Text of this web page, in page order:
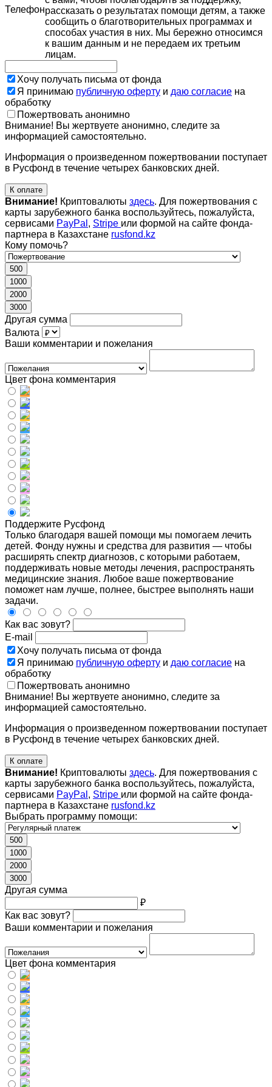
Телефонрассказать о результатах помощи детям, а также
сообщить о благотворительных программах и
способах участия в них. Мы бережно относимся
к вашим данным и не передаем их третьим
лицам.
Хочу получать письма от фонда
Я принимаю публичную оферту и даю согласие на
обработку
Пожертвовать анонимно
Внимание! Вы жертвуете анонимно, следите за
информацией самостоятельно.
Информация о произведенном пожертвовании поступает
в Русфонд в течение четырех банковских дней.
К оплате
Внимание! Криптовалюты здесь. Для пожертвования с
карты зарубежного банка воспользуйтесь, пожалуйста,
сервисами PayPal , Stripe или формой на сайте фонда-
партнера в Казахстане rusfond.kz
Кому помочь?
500
1000
2000
3000
Другая сумма
Валюта
Ваши комментарии и пожелания
Цвет фона комментария
Поддержите Русфонд
Только благодаря вашей помощи мы помогаем лечить
детей. Фонду нужны и средства для развития — чтобы
расширять спектр диагнозов, с которыми работаем,
поддерживать новые методы лечения, распространять
медицинские знания. Любое ваше пожертвование
поможет нам лучше, полнее, быстрее выполнять наши
задачи.
Как вас зовут?
E-mail
Хочу получать письма от фонда
Я принимаю публичную оферту и даю согласие на
обработку
Пожертвовать анонимно
Внимание! Вы жертвуете анонимно, следите за
информацией самостоятельно.
Информация о произведенном пожертвовании поступает
в Русфонд в течение четырех банковских дней.
К оплате
Внимание! Криптовалюты здесь. Для пожертвования с
карты зарубежного банка воспользуйтесь, пожалуйста,
сервисами PayPal , Stripe или формой на сайте фонда-
партнера в Казахстане rusfond.kz
Выбрать программу помощи:
500
1000
2000
3000
Другая сумма
₽
Как вас зовут?
Ваши комментарии и пожелания
Цвет фона комментария